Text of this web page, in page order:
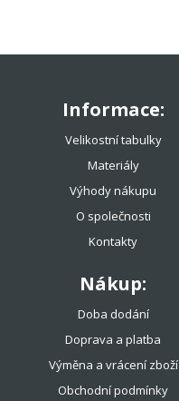
Informace:
Velikostní tabulky
Materiály
Výhody nákupu
O společnosti
Kontakty
Nákup:
Doba dodání
Doprava a platba
Výměna a vrácení zboží
Obchodní podmínky